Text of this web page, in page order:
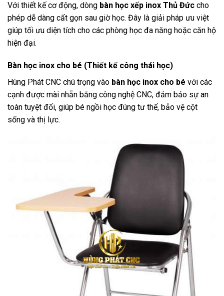
Với thiết kế cơ động, dòng bàn học xếp inox Thủ Đức cho
phép dễ dàng cất gọn sau giờ học. Đây là giải pháp ưu việt
giúp tối ưu diện tích cho các phòng học đa năng hoặc căn hộ
hiện đại.
Bàn học inox cho bé (Thiết kế công thái học)
Hùng Phát CNC chú trọng vào bàn học inox cho bé với các
cạnh được mài nhẵn bằng công nghệ CNC, đảm bảo sự an
toàn tuyệt đối, giúp bé ngồi học đúng tư thế, bảo vệ cột
sống và thị lực.